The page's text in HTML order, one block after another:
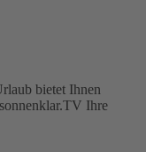
bietet Ihnen
Ihre